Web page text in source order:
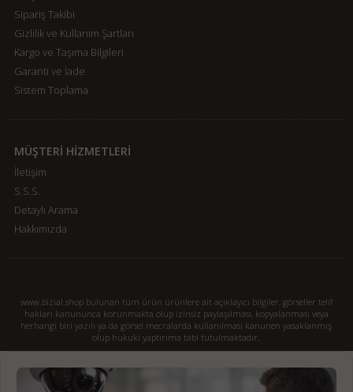
Sipariş Takibi
Gizlilik ve Kullanım Şartları
Kargo ve Taşıma Bilgileri
Garanti ve İade
Sistem Toplama
MÜŞTERİ HİZMETLERİ
İletişim
S.S.S.
Detaylı Arama
Hakkımızda
www.bizial.shop bulunan tüm ürün ürünlere ait açıklayıcı bilgiler, görseller telif
hakları kanununca korunmakta olup izinsiz paylaşılması, kopyalanması veya
herhangi biri yazılı ya da görsel mecralarda kullanılması kanunen yasaklanmış
olup hukuki yaptırıma tabi tutulmaktadır.